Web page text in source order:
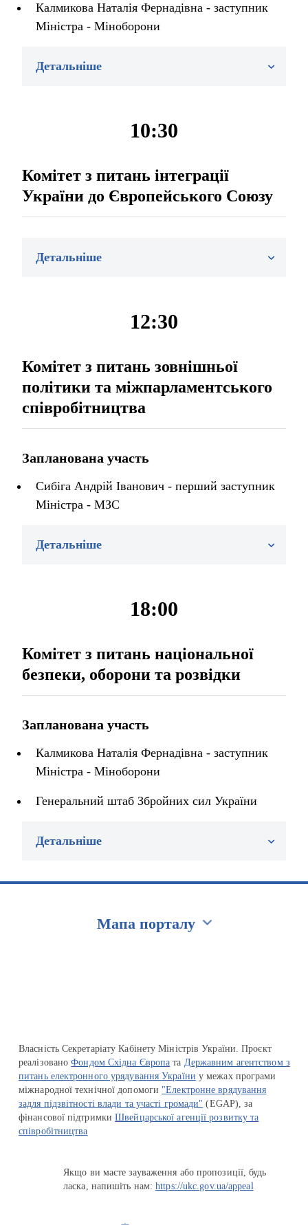
Калмикова Наталія Фернадівна - заступник
Міністра - Міноборони
Детальніше
10:30
Комітет з питань інтеграції
України до Європейського Союзу
Детальніше
12:30
Комітет з питань зовнішньої
політики та міжпарламентського
співробітництва
Запланована участь
Сибіга Андрій Іванович - перший заступник
Міністра - МЗС
Детальніше
18:00
Комітет з питань національної
безпеки, оборони та розвідки
Запланована участь
Калмикова Наталія Фернадівна - заступник
Міністра - Міноборони
Генеральний штаб Збройних сил України
Детальніше
Мапа порталу
Власність Секретаріату Кабінету Міністрів України. Проєкт
реалізованоФондом Східна Європа та Державним агентством з
питань електронного урядування України у межах програми
міжнародної технічної допомоги "Електронне врядування
задля підзвітності влади та участі громади" (EGAP), за
фінансової підтримкиШвейцарської агенції розвитку та
співробітництва
Якщо ви маєте зауваження або пропозиції, будь
ласка, напишіть нам:https://ukc.gov.ua/appeal